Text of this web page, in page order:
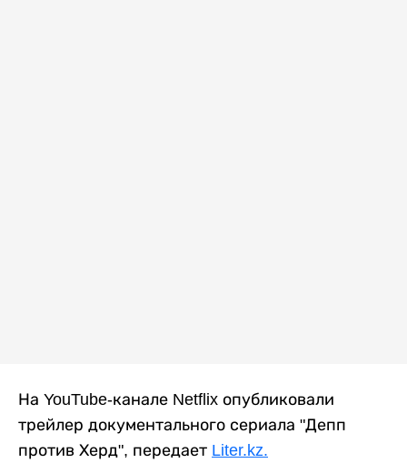
На YouTube-канале Netflix опубликовали
трейлер документального сериала "Депп
против Херд", передает Liter.kz.